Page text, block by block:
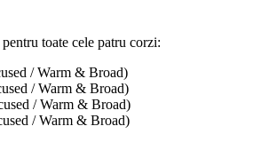
toate cele patru corzi:
/ Warm & Broad)
/ Warm & Broad)
/ Warm & Broad)
/ Warm & Broad)